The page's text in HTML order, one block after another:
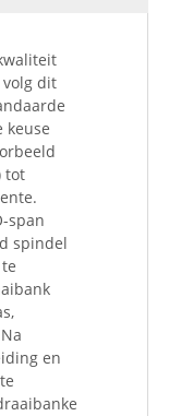
dit
keuse
tot
span
spindel
en